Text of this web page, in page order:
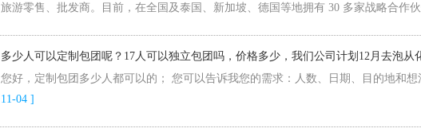
旅游零售、批发商。目前，在全国及泰国、新加坡、德国等地拥有 30 多家战略合作
多少人可以定制包团呢？17人可以独立包团吗，价格多少，我们公司计划12月去泡从
您好，定制包团多少人都可以的； 您可以告诉我您的需求：人数、日期、目的地和
11-04 ]